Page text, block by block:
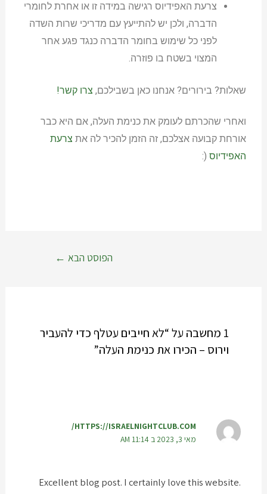
צרעת האפידיוס רגישה במידה זו או אחרת לחומרי
הדברה, ולכן יש להתייעץ עם מדריכי שרות השדה
לפני כל שימוש בחומר הדברה כנגד פגע אחר
המצוי בשטח בו פוזרה.
שאלות? בירורים? אנחנו כאן בשבילכם, צרו קשר!
ואחרי שהכרתם לעומק את כנימת העלה, אם היא כבר
אורחת קבועה אצלכם, זה הזמן להכיר לה את צרעת
האפידיוס (:
הפוסט הבא ←
1 מחשבה על “לא חייבים עטלף כדי להעביר
וירוס – הכירו את כנימת העלה”
HTTPS://ISRAELNIGHTCLUB.COM/
מאי 3, 2023 ב 11:14 AM
Excellent blog post. I certainly love this website.